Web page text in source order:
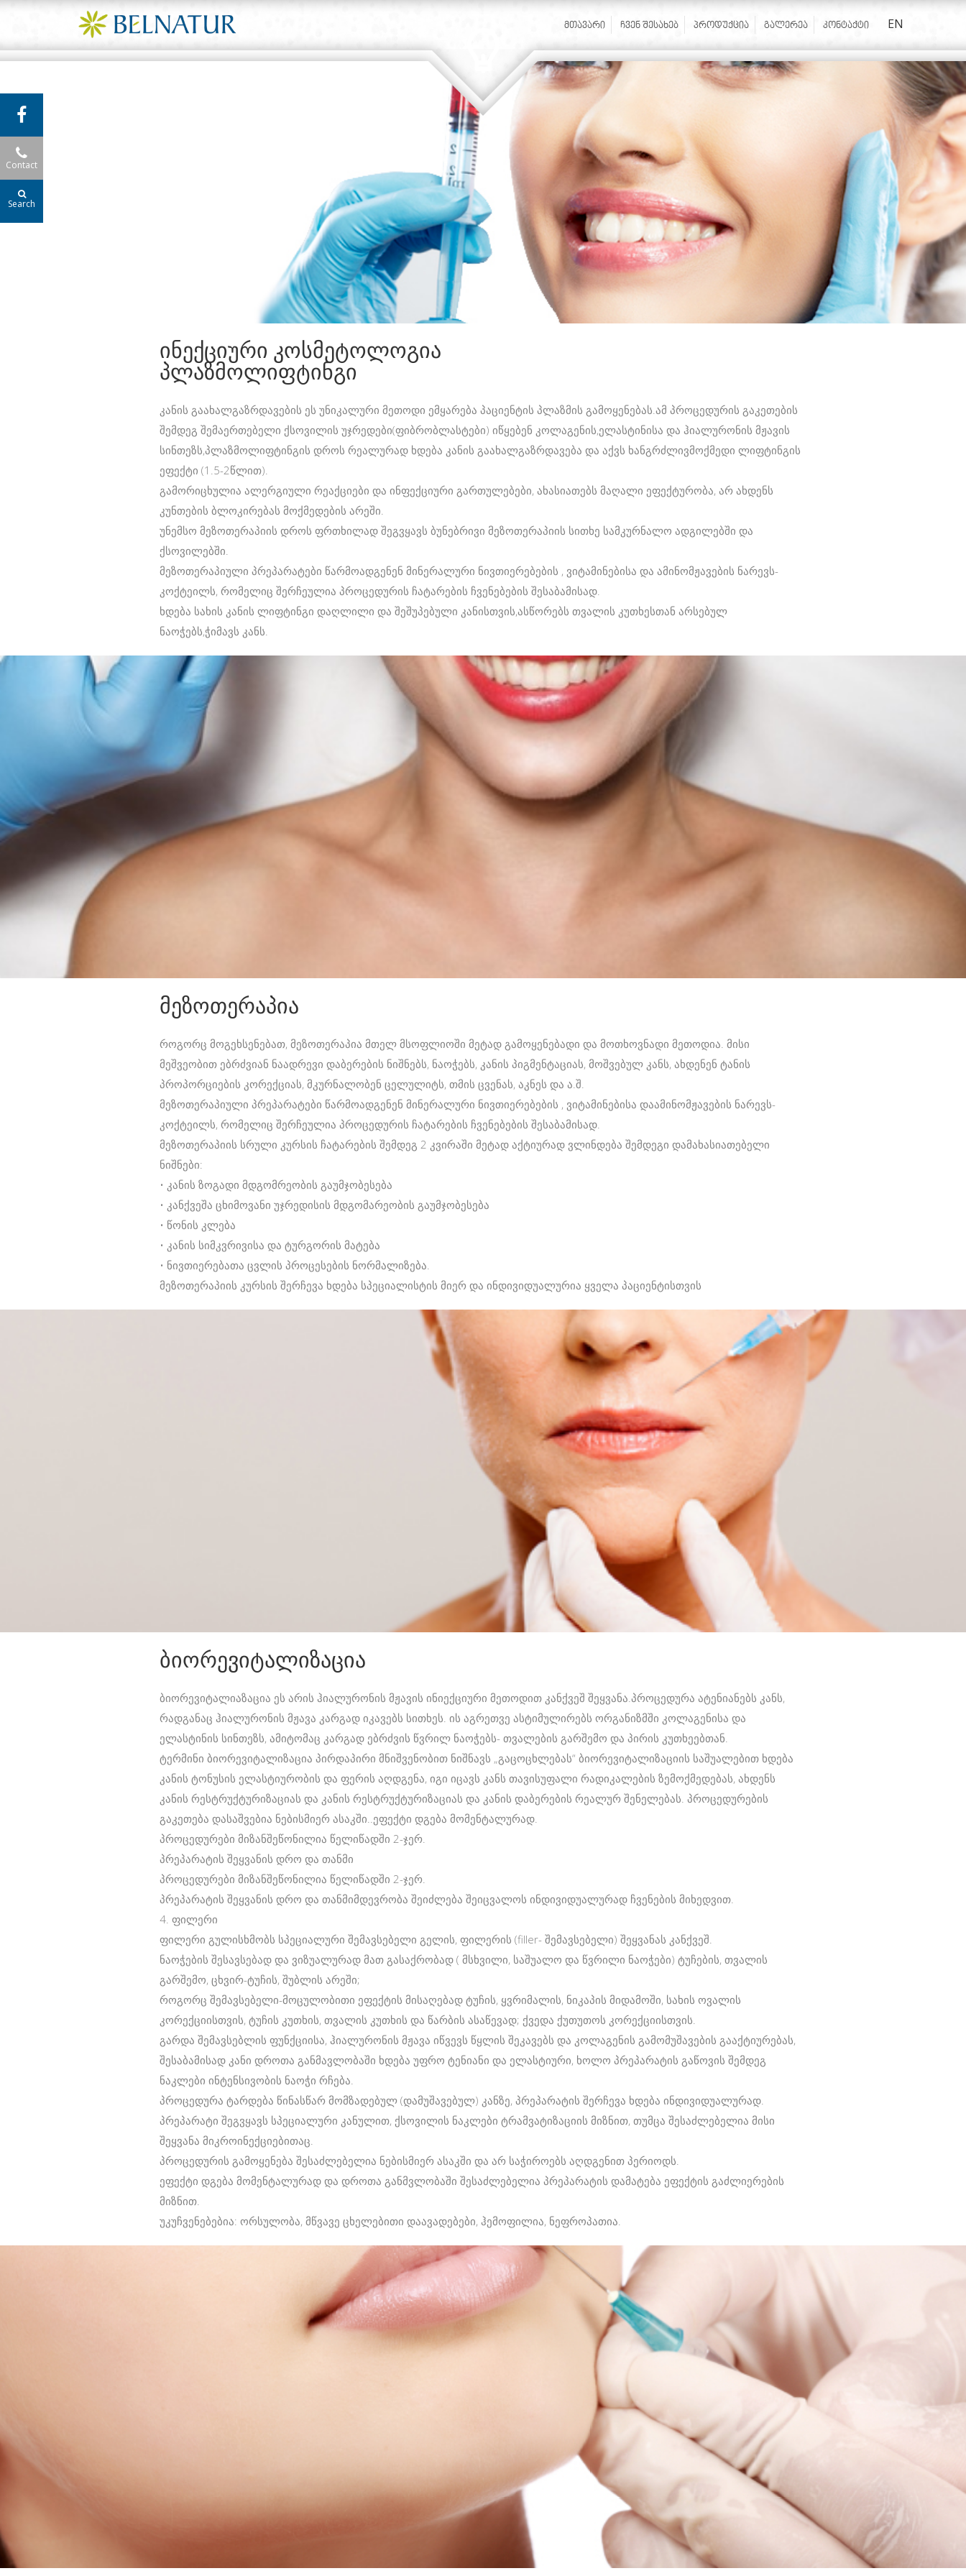
ᲛᲗᲐᲕᲐᲠᲘ ᲩᲕᲔᲜ ᲨᲔᲡᲐᲮᲔᲑ ᲞᲠᲝᲓᲣᲥᲪᲘᲐ ᲒᲐᲚᲔᲠᲔᲐ ᲙᲝᲜᲢᲐᲥᲢᲘ EN
Contact
Search
ინექციური კოსმეტოლოგია
პლაზმოლიფტინგი
კანის გაახალგაზრდავების ეს უნიკალური მეთოდი ემყარება პაციენტის პლაზმის გამოყენებას.ამ პროცედურის გაკეთების
შემდეგ შემაერთებელი ქსოვილის უჯრედები(ფიბრობლასტები) იწყებენ კოლაგენის,ელასტინისა და ჰიალურონის მჟავის
სინთეზს,პლაზმოლიფტინგის დროს რეალურად ხდება კანის გაახალგაზრდავება და აქვს ხანგრძლივმოქმედი ლიფტინგის
ეფექტი (1.5-2წლით).
გამორიცხულია ალერგიული რეაქციები და ინფექციური გართულებები, ახასიათებს მაღალი ეფექტურობა, არ ახდენს
კუნთების ბლოკირებას მოქმედების არეში.
უნემსო მეზოთერაპიის დროს ფრთხილად შეგვყავს ბუნებრივი მეზოთერაპიის სითხე სამკურნალო ადგილებში და
ქსოვილებში.
მეზოთერაპიული პრეპარატები წარმოადგენენ მინერალური ნივთიერებების , ვიტამინებისა და ამინომჟავების ნარევს-
კოქტეილს, რომელიც შერჩეულია პროცედურის ჩატარების ჩვენებების შესაბამისად.
ხდება სახის კანის ლიფტინგი დაღლილი და შეშუპებული კანისთვის,ასწორებს თვალის კუთხესთან არსებულ
ნაოჭებს,ჭიმავს კანს.
მეზოთერაპია
როგორც მოგეხსენებათ, მეზოთერაპია მთელ მსოფლიოში მეტად გამოყენებადი და მოთხოვნადი მეთოდია. მისი
მეშვეობით ებრძვიან ნაადრევი დაბერების ნიშნებს, ნაოჭებს, კანის პიგმენტაციას, მოშვებულ კანს, ახდენენ ტანის
პროპორციების კორექციას, მკურნალობენ ცელულიტს, თმის ცვენას, აკნეს და ა.შ.
მეზოთერაპიული პრეპარატები წარმოადგენენ მინერალური ნივთიერებების , ვიტამინებისა დაამინომჟავების ნარევს-
კოქტეილს, რომელიც შერჩეულია პროცედურის ჩატარების ჩვენებების შესაბამისად.
მეზოთერაპიის სრული კურსის ჩატარების შემდეგ 2 კვირაში მეტად აქტიურად ვლინდება შემდეგი დამახასიათებელი
ნიშნები:
• კანის ზოგადი მდგომრეობის გაუმჯობესება
• კანქვეშა ცხიმოვანი უჯრედისის მდგომარეობის გაუმჯობესება
• წონის კლება
• კანის სიმკვრივისა და ტურგორის მატება
• ნივთიერებათა ცვლის პროცესების ნორმალიზება.
მეზოთერაპიის კურსის შერჩევა ხდება სპეციალისტის მიერ და ინდივიდუალურია ყველა პაციენტისთვის
ბიორევიტალიზაცია
ბიორევიტალიაზაცია ეს არის ჰიალურონის მჟავის ინიექციური მეთოდით კანქვეშ შეყვანა.პროცედურა ატენიანებს კანს,
რადგანაც ჰიალურონის მჟავა კარგად იკავებს სითხეს. ის აგრეთვე ასტიმულირებს ორგანიზმში კოლაგენისა და
ელასტინის სინთეზს, ამიტომაც კარგად ებრძვის წვრილ ნაოჭებს- თვალების გარშემო და პირის კუთხეებთან.
ტერმინი ბიორევიტალიზაცია პირდაპირი მნიშვენობით ნიშნავს „გაცოცხლებას“ ბიორევიტალიზაციის საშუალებით ხდება
კანის ტონუსის ელასტიურობის და ფერის აღდგენა, იგი იცავს კანს თავისუფალი რადიკალების ზემოქმედებას, ახდენს
კანის რესტრუქტურიზაციას და კანის რესტრუქტურიზაციას და კანის დაბერების რეალურ შენელებას. პროცედურების
გაკეთება დასაშვებია ნებისმიერ ასაკში..ეფექტი დგება მომენტალურად.
პროცედურები მიზანშეწონილია წელიწადში 2-ჯერ.
პრეპარატის შეყვანის დრო და თანმი
პროცედურები მიზანშეწონილია წელიწადში 2-ჯერ.
პრეპარატის შეყვანის დრო და თანმიმდევრობა შეიძლება შეიცვალოს ინდივიდუალურად ჩვენების მიხედვით.
4. ფილერი
ფილერი გულისხმობს სპეციალური შემავსებელი გელის, ფილერის (filler- შემავსებელი) შეყვანას კანქვეშ.
ნაოჭების შესავსებად და ვიზუალურად მათ გასაქრობად ( მსხვილი, საშუალო და წვრილი ნაოჭები) ტუჩების, თვალის
გარშემო, ცხვირ-ტუჩის, შუბლის არეში;
როგორც შემავსებელი-მოცულობითი ეფექტის მისაღებად ტუჩის, ყვრიმალის, ნიკაპის მიდამოში, სახის ოვალის
კორექციისთვის, ტუჩის კუთხის, თვალის კუთხის და წარბის ასაწევად; ქვედა ქუთუთოს კორექციისთვის.
გარდა შემავსებლის ფუნქციისა, ჰიალურონის მჟავა იწვევს წყლის შეკავებს და კოლაგენის გამომუშავების გააქტიურებას,
შესაბამისად კანი დროთა განმავლობაში ხდება უფრო ტენიანი და ელასტიური, ხოლო პრეპარატის გაწოვის შემდეგ
ნაკლები ინტენსივობის ნაოჭი რჩება.
პროცედურა ტარდება წინასწარ მომზადებულ (დამუშავებულ) კანზე, პრეპარატის შერჩევა ხდება ინდივიდუალურად.
პრეპარატი შეგვყავს სპეციალური კანულით, ქსოვილის ნაკლები ტრამვატიზაციის მიზნით, თუმცა შესაძლებელია მისი
შეყვანა მიკროინექციებითაც.
პროცედურის გამოყენება შესაძლებელია ნებისმიერ ასაკში და არ საჭიროებს აღდგენით პერიოდს.
ეფექტი დგება მომენტალურად და დროთა განმვლობაში შესაძლებელია პრეპარატის დამატება ეფექტის გაძლიერების
მიზნით.
უკუჩვენებებია: ორსულობა, მწვავე ცხელებითი დაავადებები, ჰემოფილია, ნეფროპათია.